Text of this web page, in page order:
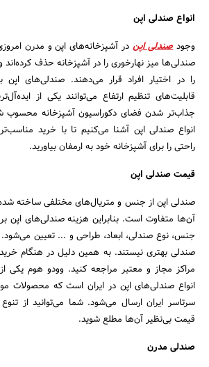
انواع صندلی اپن
وجودصندلی اپن در آشپزخانه‌های اپن و مدرن
صندلی‌ها میز نهارخوری را در آشپزخانه حذف
را در اختیار افراد قرار می‌دهند. صندلی‌های اپن
قابلیت‌های تنظیم ارتفاع می‌توانند یکی از
جذاب‌تر شدن فضای دکوراسیون آشپزخانه محسوب
انواع صندلی اپن آشنا می‌کنیم تا با خرید
راحتی را برای آشپزخانه خود به ارمغان بیاورید.
قیمت صندلی اپن
صندلی اپن از جنس و متریال‌های مختلفی ساخته
آن‌ها متفاوت است. بنابراین هزینه صندلی‌های اپن
جنس، نوع صندلی، ابعاد، طراحی و ... تعیین می‌شود.
صندلی بهتری نیستند. به همین دلیل در هنگام
مراکز مجاز و معتبر مراجعه کنید. وودو هوم یکی
انواع صندلی‌های اپن در ایران است که محصولات
سرتاسر ایران ارسال می‌شود. شما می‌توانید از
قیمت بی‌نظیر آن‌ها مطلع شوید.
صندلی مدرن